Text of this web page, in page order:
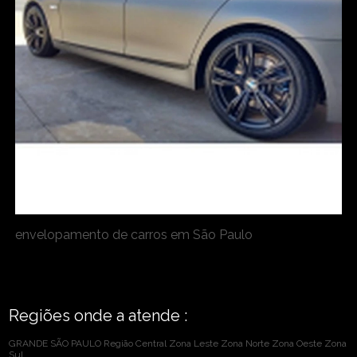
envelopamento de carros em São Paulo
Regiões onde a atende :
GRANDE SÃO PAULO Região Central Zona Leste Zona Norte Zona Oeste Zona